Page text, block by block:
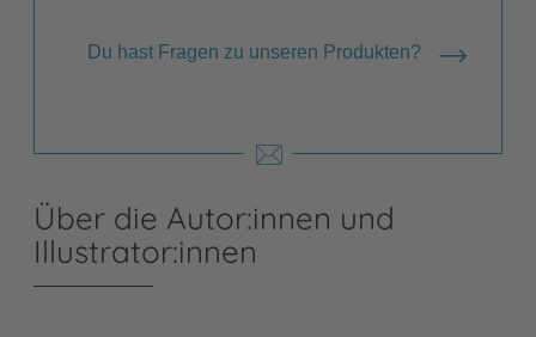
Du hast Fragen zu unseren Produkten?
Über die Autor:innen und
Illustrator:innen